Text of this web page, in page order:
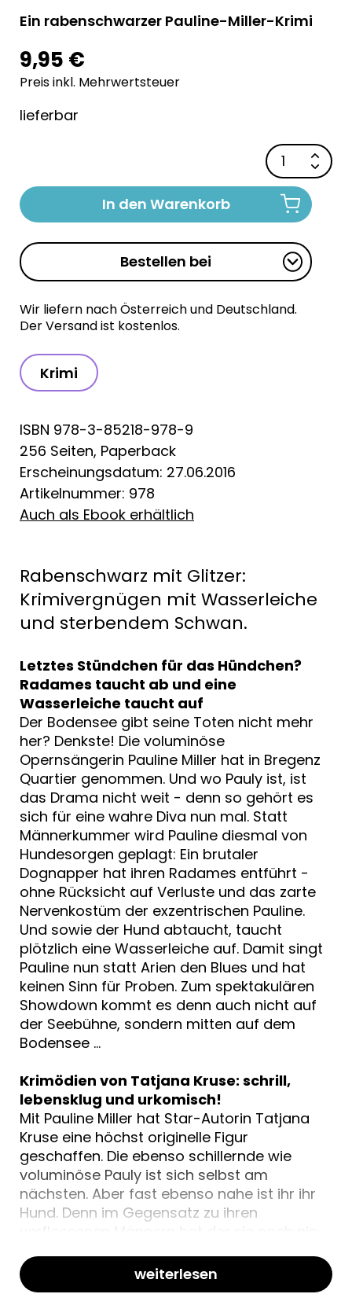
Ein rabenschwarzer Pauline-Miller-Krimi
9,95 €
Preis inkl. Mehrwertsteuer
lieferbar
In den Warenkorb
Bestellen bei
Wir liefern nach Österreich und Deutschland.
Der Versand ist kostenlos.
Krimi
ISBN 978-3-85218-978-9
256 Seiten, Paperback
Erscheinungsdatum: 27.06.2016
Artikelnummer: 978
Auch als Ebook erhältlich
Rabenschwarz mit Glitzer:
Krimivergnügen mit Wasserleiche
und sterbendem Schwan.
Letztes Stündchen für das Hündchen?
Radames taucht ab und eine
Wasserleiche taucht auf
Der Bodensee gibt seine Toten nicht mehr
her? Denkste! Die voluminöse
Opernsängerin Pauline Miller hat in Bregenz
Quartier genommen. Und wo Pauly ist, ist
das Drama nicht weit - denn so gehört es
sich für eine wahre Diva nun mal. Statt
Männerkummer wird Pauline diesmal von
Hundesorgen geplagt: Ein brutaler
Dognapper hat ihren Radames entführt -
ohne Rücksicht auf Verluste und das zarte
Nervenkostüm der exzentrischen Pauline.
Und sowie der Hund abtaucht, taucht
plötzlich eine Wasserleiche auf. Damit singt
Pauline nun statt Arien den Blues und hat
keinen Sinn für Proben. Zum spektakulären
Showdown kommt es denn auch nicht auf
der Seebühne, sondern mitten auf dem
Bodensee …
Krimödien von Tatjana Kruse: schrill,
lebensklug und urkomisch!
Mit Pauline Miller hat Star-Autorin Tatjana
Kruse eine höchst originelle Figur
geschaffen. Die ebenso schillernde wie
voluminöse Pauly ist sich selbst am
nächsten. Aber fast ebenso nahe ist ihr ihr
Hund. Denn im Gegensatz zu ihren
Schlafkrankheit leidet und immer wieder
spontan zu schnarchen beginnt …
weiterlesen